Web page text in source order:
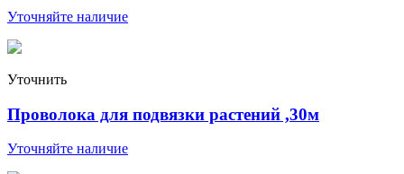
Уточняйте наличие
Уточнить
Проволока для подвязки растений ,30м
Уточняйте наличие